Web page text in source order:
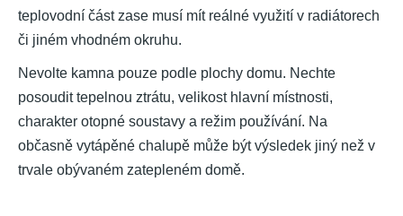
teplovodní část zase musí mít reálné využití v radiátorech
či jiném vhodném okruhu.
Nevolte kamna pouze podle plochy domu. Nechte
posoudit tepelnou ztrátu, velikost hlavní místnosti,
charakter otopné soustavy a režim používání. Na
občasně vytápěné chalupě může být výsledek jiný než v
trvale obývaném zatepleném domě.